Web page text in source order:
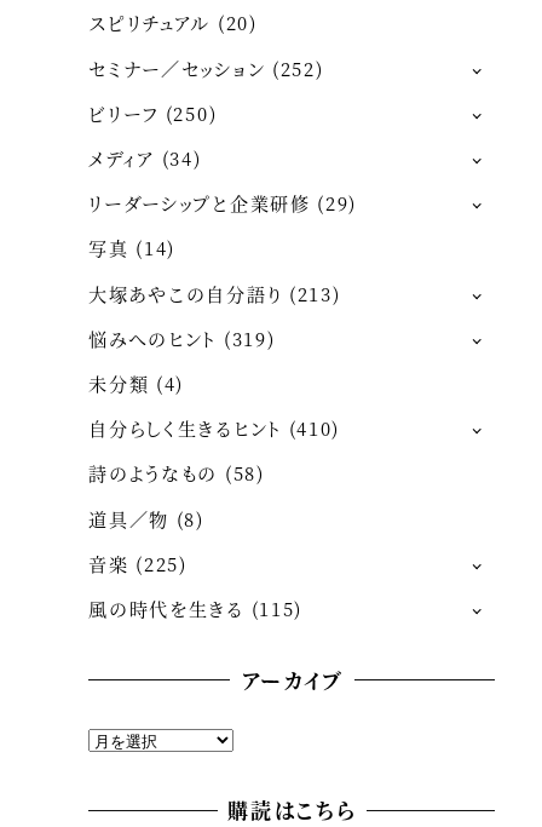
スピリチュアル (20)
セミナー／セッション (252)
ビリーフ (250)
メディア (34)
リーダーシップと企業研修 (29)
写真 (14)
大塚あやこの自分語り (213)
悩みへのヒント (319)
未分類 (4)
自分らしく生きるヒント (410)
詩のようなもの (58)
道具／物 (8)
音楽 (225)
風の時代を生きる (115)
アーカイブ
ア
購読はこちら